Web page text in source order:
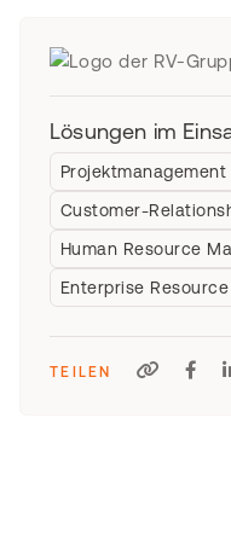
Lösungen im
Projektmanagement
Customer-
Human Resource
Enterprise Resource
TEILEN